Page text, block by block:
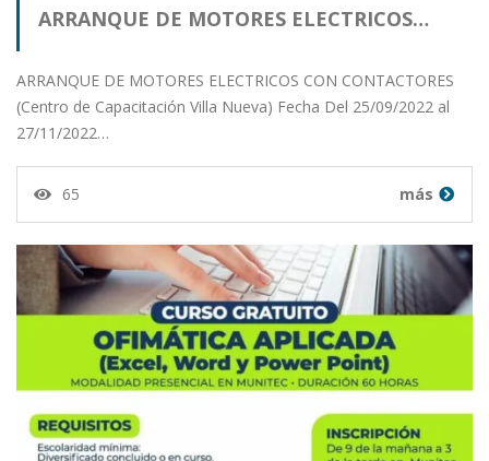
ARRANQUE DE MOTORES ELECTRICOS…
ARRANQUE DE MOTORES ELECTRICOS CON CONTACTORES
(Centro de Capacitación Villa Nueva) Fecha Del 25/09/2022 al
27/11/2022…
65 más